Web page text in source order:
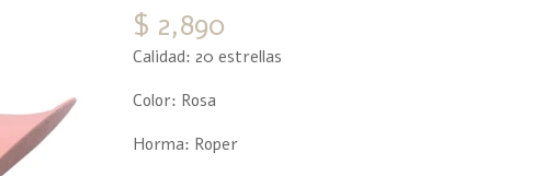
$ 2,890
Calidad: 20 estrellas
Color: Rosa
Horma: Roper